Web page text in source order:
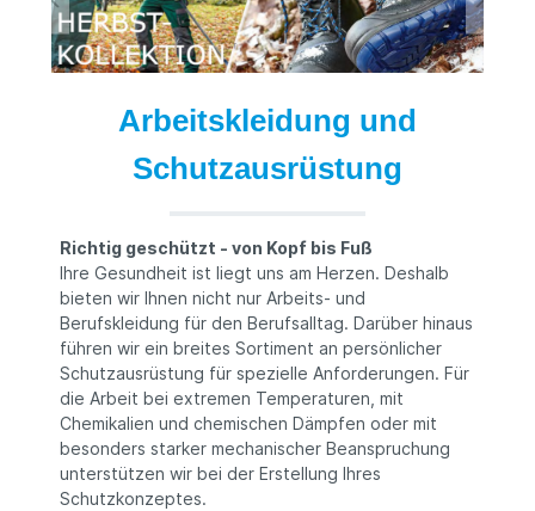
Arbeitskleidung und
Schutzausrüstung
Richtig geschützt - von Kopf bis Fuß
Ihre Gesundheit ist liegt uns am Herzen. Deshalb
bieten wir Ihnen nicht nur Arbeits- und
Berufskleidung für den Berufsalltag. Darüber hinaus
führen wir ein breites Sortiment an persönlicher
Schutzausrüstung für spezielle Anforderungen. Für
die Arbeit bei extremen Temperaturen, mit
Chemikalien und chemischen Dämpfen oder mit
besonders starker mechanischer Beanspruchung
unterstützen wir bei der Erstellung Ihres
Schutzkonzeptes.